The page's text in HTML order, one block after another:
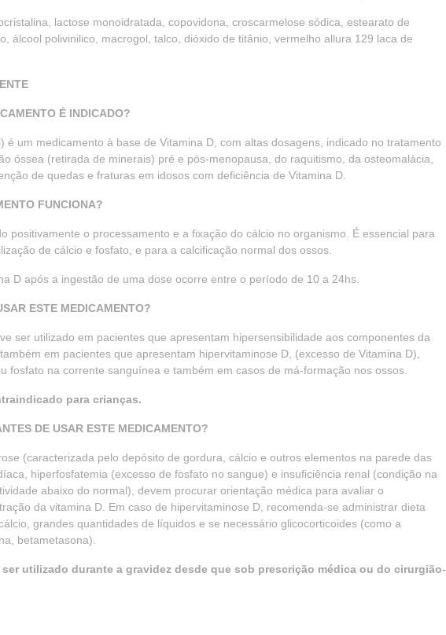
lactose monoidratada, copovidona, croscarmelose sódica, estearato de
álcool polivinilico, macrogol, talco, dióxido de titânio, vermelho allura 129 laca de
É INDICADO?
é um medicamento à base de Vitamina D, com altas dosagens, indicado no tratamento
óssea (retirada de minerais) pré e pós-menopausa, do raquitismo, da osteomalácia,
de quedas e fraturas em idosos com deficiência de Vitamina D.
FUNCIONA?
positivamente o processamento e a fixação do cálcio no organismo. É essencial para
de cálcio e fosfato, e para a calcificação normal dos ossos.
D após a ingestão de uma dose ocorre entre o período de 10 a 24hs.
ESTE MEDICAMENTO?
ser utilizado em pacientes que apresentam hipersensibilidade aos componentes da
em pacientes que apresentam hipervitaminose D, (excesso de Vitamina D),
fosfato na corrente sanguínea e também em casos de má-formação nos ossos.
para crianças.
DE USAR ESTE MEDICAMENTO?
(caracterizada pelo depósito de gordura, cálcio e outros elementos na parede das
hiperfosfatemia (excesso de fosfato no sangue) e insuficiência renal (condição na
abaixo do normal), devem procurar orientação médica para avaliar o
da vitamina D. Em caso de hipervitaminose D, recomenda-se administrar dieta
grandes quantidades de líquidos e se necessário glicocorticoides (como a
betametasona).
utilizado durante a gravidez desde que sob prescrição médica ou do cirurgião-